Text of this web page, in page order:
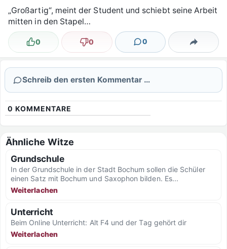
„Großartig“, meint der Student und schiebt seine Arbeit
mitten in den Stapel…
Lustig
0 Nicht lustig
0 0
Kommentare Teilen
Schreib den ersten Kommentar …
0 KOMMENTARE
Ähnliche Witze
Grundschule
In der Grundschule in der Stadt Bochum sollen die Schüler
einen Satz mit Bochum und Saxophon bilden. Es...
Weiterlachen
Unterricht
Beim Online Unterricht: Alt F4 und der Tag gehört dir
Weiterlachen